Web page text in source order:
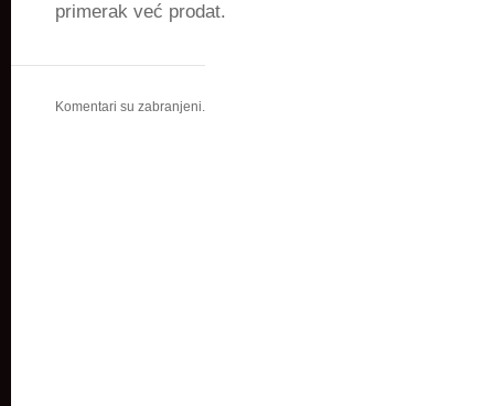
primerak već prodat.
Komentari su zabranjeni.